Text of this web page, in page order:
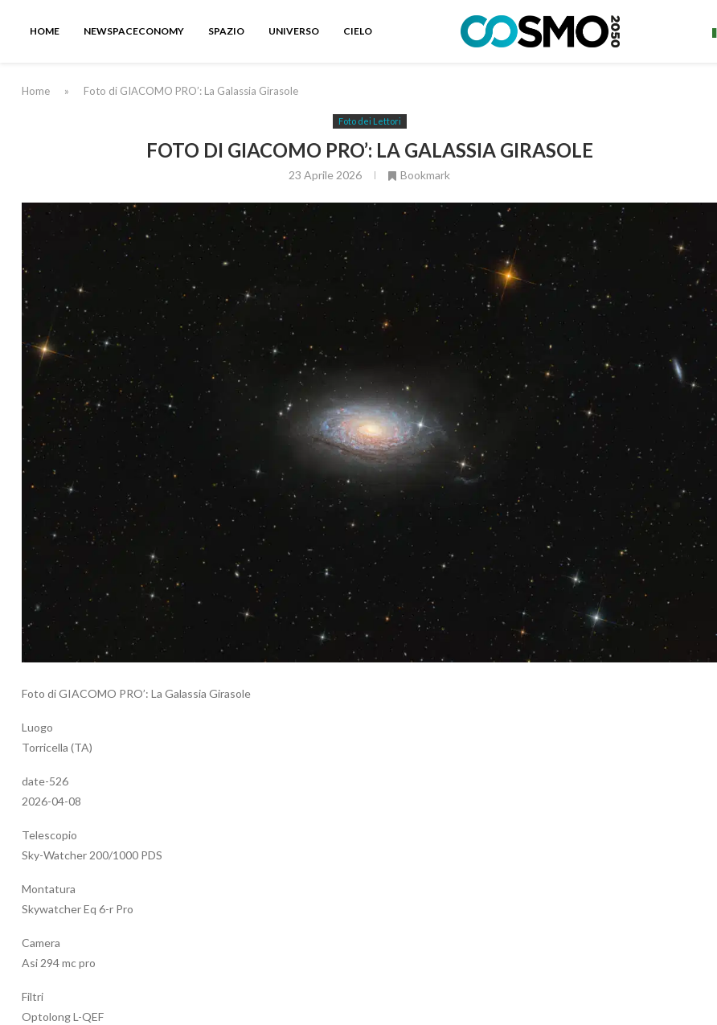
HOME NEWSPACECONOMY SPAZIO UNIVERSO CIELO
Home » Foto di GIACOMO PRO’: La Galassia Girasole
Foto dei Lettori
FOTO DI GIACOMO PRO’: LA GALASSIA GIRASOLE
23 Aprile 2026 Bookmark
Foto di GIACOMO PRO’: La Galassia Girasole
Luogo
Torricella (TA)
date-526
2026-04-08
Telescopio
Sky-Watcher 200/1000 PDS
Montatura
Skywatcher Eq 6-r Pro
Camera
Asi 294 mc pro
Filtri
Optolong L-QEF